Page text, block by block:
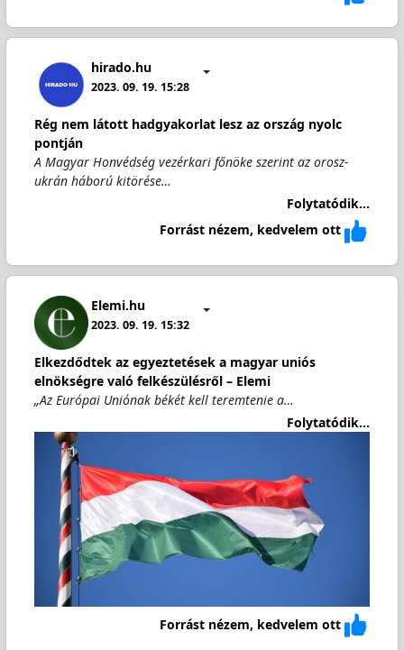
hirado.hu
2023. 09. 19. 15:28
Rég nem látott hadgyakorlat lesz az ország nyolc
pontján
A Magyar Honvédség vezérkari főnöke szerint az orosz-
ukrán háború kitörése…
Folytatódik...
Forrást nézem, kedvelem ott
Elemi.hu
2023. 09. 19. 15:32
Elkezdődtek az egyeztetések a magyar uniós
elnökségre való felkészülésről – Elemi
„Az Európai Uniónak békét kell teremtenie a…
Folytatódik...
Forrást nézem, kedvelem ott